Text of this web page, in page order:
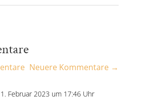
Neuere Kommentare →
Februar 2023 um 17:46 Uhr